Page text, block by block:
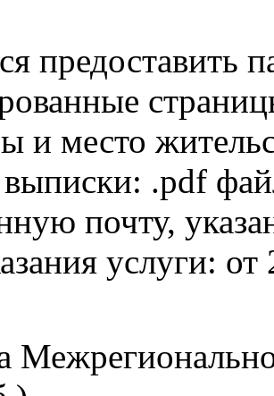
предоставить
и место
.pdf
почту,
услуги: от